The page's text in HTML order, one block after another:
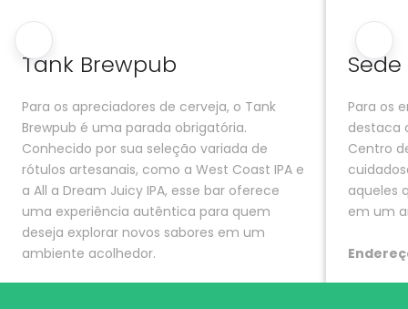
Tank Brewpub
Para os apreciadores de cerveja, o Tank
Brewpub é uma parada obrigatória.
Conhecido por sua seleção variada de
rótulos artesanais, como a West Coast IPA e
a All a Dream Juicy IPA, esse bar oferece
uma experiência autêntica para quem
deseja explorar novos sabores em um
ambiente acolhedor.
Sede
Para os
destaca
Centro
aqueles
em um